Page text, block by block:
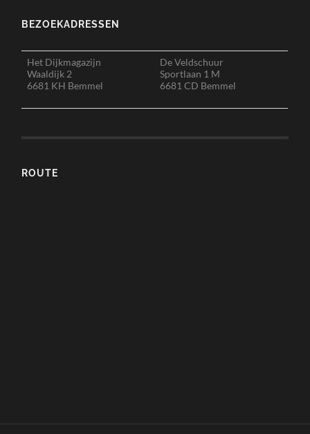
BEZOEKADRESSEN
Het Dijkmagazijn
Waaldijk 2
6681 KH Bemmel
De Veldschuur
Sportlaan 1 M
6681 CD Bemmel
ROUTE